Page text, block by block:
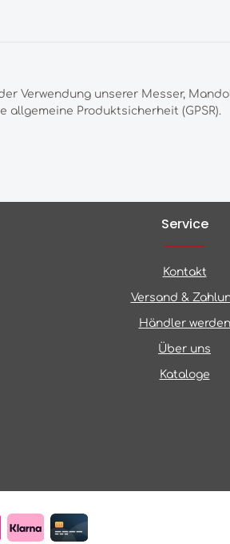
Verwendung unserer Messer,
allgemeine Produktsicherheit (GPSR).
Service
Kontakt
Versand &
Händler werden
Über uns
Kataloge